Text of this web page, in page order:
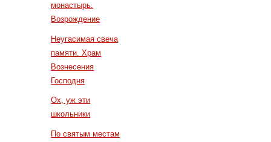
монастырь.
Возрождение
Неугасимая свеча
памяти. Храм
Вознесения
Господня
Ох, уж эти
школьники
По святым местам